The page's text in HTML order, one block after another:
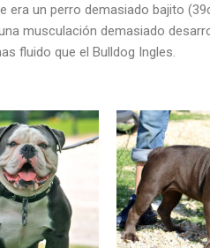
era un perro demasiado bajito
musculación demasiado
fluido que el Bulldog Ingles.